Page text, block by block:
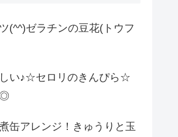
(^^)ゼラチンの豆花(トウフ
い♪☆セロリのきんぴら☆
◎
缶アレンジ！きゅうりと玉